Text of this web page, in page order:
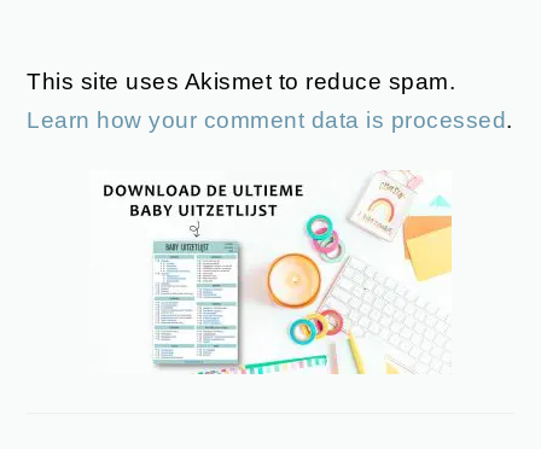
This site uses Akismet to reduce spam.
Learn how your comment data is processed.
SIDEBAR